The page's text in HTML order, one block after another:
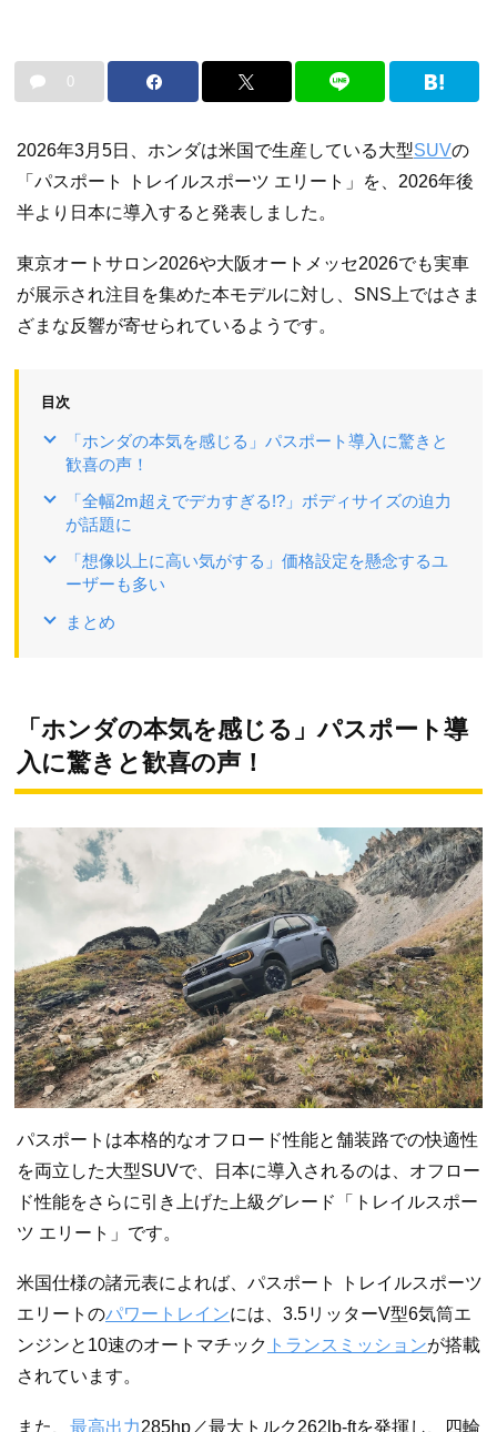
0
2026年3月5日、ホンダは米国で生産している大型SUVの
「パスポート トレイルスポーツ エリート」を、2026年後
半より日本に導入すると発表しました。
東京オートサロン2026や大阪オートメッセ2026でも実車
が展示され注目を集めた本モデルに対し、SNS上ではさま
ざまな反響が寄せられているようです。
目次
「ホンダの本気を感じる」パスポート導入に驚きと
歓喜の声！
「全幅2m超えでデカすぎる!?」ボディサイズの迫力
が話題に
「想像以上に高い気がする」価格設定を懸念するユ
ーザーも多い
まとめ
「ホンダの本気を感じる」パスポート導
入に驚きと歓喜の声！
パスポートは本格的なオフロード性能と舗装路での快適性
を両立した大型SUVで、日本に導入されるのは、オフロー
ド性能をさらに引き上げた上級グレード「トレイルスポー
ツ エリート」です。
米国仕様の諸元表によれば、パスポート トレイルスポーツ
エリートのパワートレインには、3.5リッターV型6気筒エ
ンジンと10速のオートマチック トランスミッションが搭載
されています。
また、 最高出力285hp／最大トルク262lb-ftを発揮し、四輪